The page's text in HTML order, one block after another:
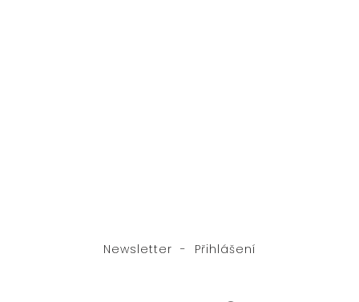
Newsletter - Přihlášení